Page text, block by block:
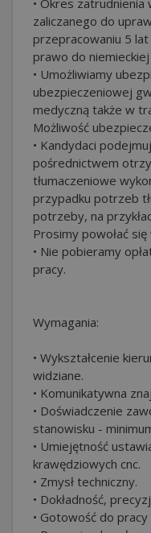
zaliczanego do
przepracowaniu 5 lat
prawo do
• Umożliwiamy
ubezpieczeniowej
medyczną także w
Możliwość
• Kandydaci
pośrednictwem
tłumaczeniowe
przypadku potrzeb
potrzeby, na
Prosimy powołać
• Nie pobieramy
pracy.
Wymagania:
• Wykształcenie
widziane.
• Komunikatywna
• Doświadczenie
stanowisku -
• Umiejętność
krawędziowych cnc.
• Zmysł techniczny.
• Dokładność,
• Gotowość do